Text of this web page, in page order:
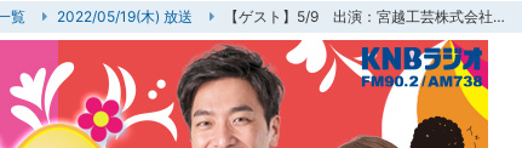
覧 2022/05/19(木) 放送 【ゲスト】5/9 出演：宮越工芸株式会社 代表取締役社長／宮越 一郎（みやこし・いちろう）さん